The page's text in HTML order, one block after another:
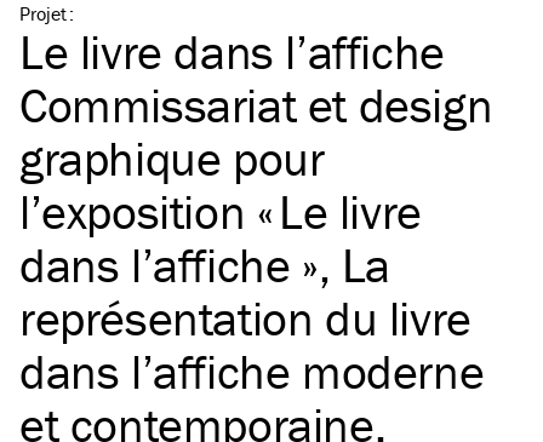
Projet:
Le livre dans l’affiche
Commissariat et design
graphique pour
l’exposition « Le livre
dans l’affiche », La
représentation du livre
dans l’affiche moderne
et contemporaine.